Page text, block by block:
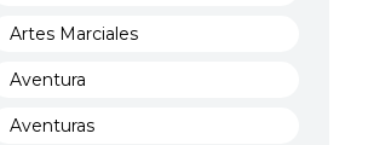
Artes Marciales
Aventura
Aventuras